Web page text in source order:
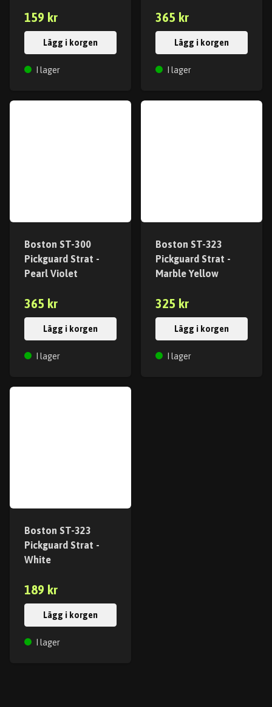
159 kr
Lägg i korgen
I lager
365 kr
Lägg i korgen
I lager
Boston ST-300
Pickguard Strat -
Pearl Violet
365 kr
Lägg i korgen
I lager
Boston ST-323
Pickguard Strat -
Marble Yellow
325 kr
Lägg i korgen
I lager
Boston ST-323
Pickguard Strat -
White
189 kr
Lägg i korgen
I lager